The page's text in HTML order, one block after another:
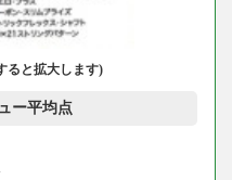
ると拡大します)
ー平均点